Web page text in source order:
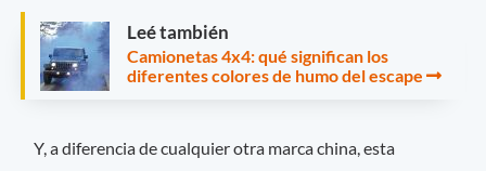
Leé también
Camionetas 4x4: qué significan los
diferentes colores de humo del escape
Y, a diferencia de cualquier otra marca china, esta